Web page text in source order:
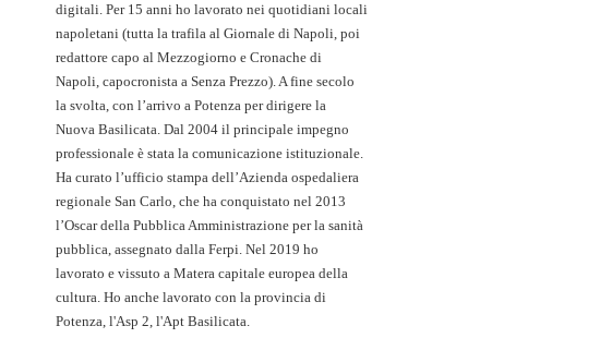
digitali. Per 15 anni ho lavorato nei quotidiani locali
napoletani (tutta la trafila al Giornale di Napoli, poi
redattore capo al Mezzogiorno e Cronache di
Napoli, capocronista a Senza Prezzo). A fine secolo
la svolta, con l’arrivo a Potenza per dirigere la
Nuova Basilicata. Dal 2004 il principale impegno
professionale è stata la comunicazione istituzionale.
Ha curato l’ufficio stampa dell’Azienda ospedaliera
regionale San Carlo, che ha conquistato nel 2013
l’Oscar della Pubblica Amministrazione per la sanità
pubblica, assegnato dalla Ferpi. Nel 2019 ho
lavorato e vissuto a Matera capitale europea della
cultura. Ho anche lavorato con la provincia di
Potenza, l'Asp 2, l'Apt Basilicata.